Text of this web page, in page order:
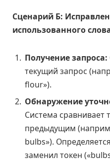
Сценарий Б:
использованного
Получение запроса:
текущий запрос
flour»).
Обнаружение
Система сравнивает
предыдущим
bulbs»).
заменил токен